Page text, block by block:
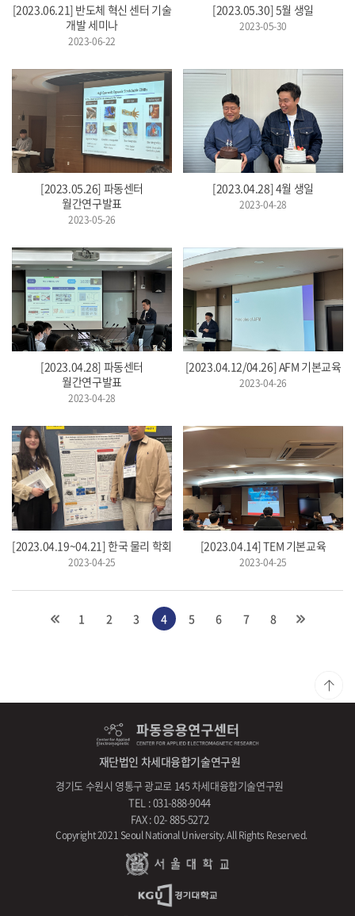
[2023.06.21] 반도체 혁신 센터 기술
개발 세미나
2023-06-22
[2023.05.30] 5월 생일
2023-05-30
[2023.05.26] 파동센터
월간연구발표
2023-05-26
[2023.04.28] 4월 생일
2023-04-28
[2023.04.28] 파동센터
월간연구발표
2023-04-28
[2023.04.12/04.26] AFM 기본교육
2023-04-26
[2023.04.19~04.21] 한국 물리 학회
2023-04-25
[2023.04.14] TEM 기본교육
2023-04-25
1 2 3 4 5 6 7 8
재단법인 차세대융합기술연구원
경기도 수원시 영통구 광교로 145 차세대융합기술연구원
TEL : 031-888-9044
FAX : 02- 885-5272
Copyright 2021 Seoul National University. All Rights Reserved.